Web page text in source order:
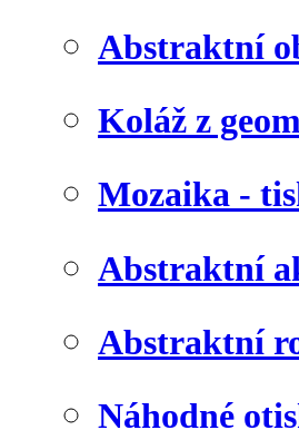
Abstraktní
Koláž z
Mozaika -
Abstraktní
Abstraktní
Náhodné